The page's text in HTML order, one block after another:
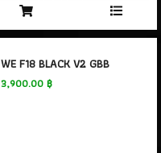
WE F18 BLACK V2 GBB
3,900.00 ฿